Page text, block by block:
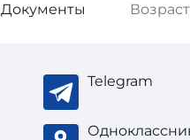
Документы
Telegram